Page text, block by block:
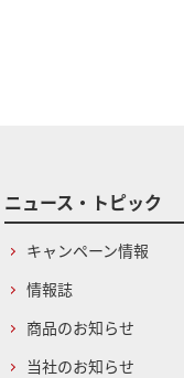
ニュース・トピック
キャンペーン情報
情報誌
商品のお知らせ
当社のお知らせ